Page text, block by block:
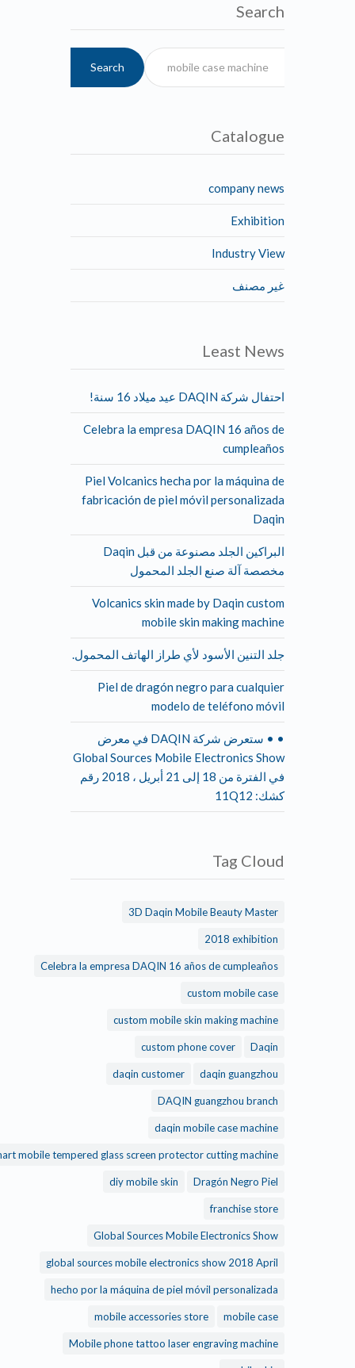
Search
Search
Catalogue
company news
Exhibition
Industry View
غير مصنف
Least News
احتفال شركة DAQIN عيد ميلاد 16 سنة!
Celebra la empresa DAQIN 16 años de
cumpleaños
Piel Volcanics hecha por la máquina de
fabricación de piel móvil personalizada
البراكين الجلد مصنوعة من قبل Daqin
مخصصة آلة صنع الجلد المحمول
Volcanics skin made by Daqin custom
mobile skin making machine
جلد التنين الأسود لأي طراز الهاتف المحمول.
Piel de dragón negro para cualquier
modelo de teléfono móvil
• • ستعرض شركة DAQIN في معرض
Global Sources Mobile Electronics Show
في الفترة من 18 إلى 21 أبريل ، 2018 رقم
Tag Cloud
3D Daqin Mobile Beauty Master
2018 exhibition
Celebra la empresa DAQIN 16 años de cumpleaños
custom mobile case
custom mobile skin making machine
custom phone cover
daqin customer daqin guangzhou
DAQIN guangzhou branch
daqin mobile case machine
daqin smart mobile tempered glass screen protector cutting machine
diy mobile skin Dragón Negro Piel
franchise store
Global Sources Mobile Electronics Show
global sources mobile electronics show 2018 April
hecho por la máquina de piel móvil personalizada
mobile accessories store mobile case
Mobile phone tattoo laser engraving machine